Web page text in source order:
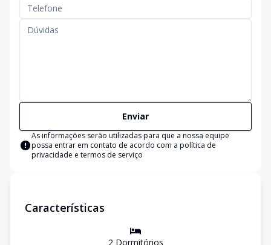
Enviar
As informações serão utilizadas para que a nossa equipe
possa entrar em contato de acordo com a política de
privacidade e termos de serviço
Características
2Dormitórios